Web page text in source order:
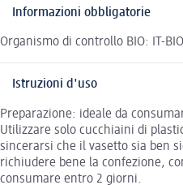
Informazioni obbligatorie
Organismo di controllo BIO: IT-
Istruzioni d'uso
Preparazione: ideale da
Utilizzare solo cucchiaini di
sincerarsi che il vasetto sia ben
richiudere bene la confezione,
consumare entro 2 giorni.